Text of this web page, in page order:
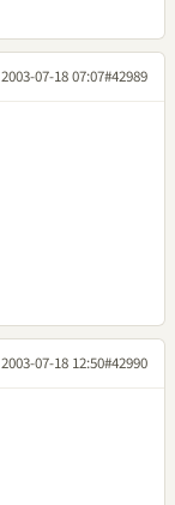
2003-07-18 07:07#42989
2003-07-18 12:50#42990